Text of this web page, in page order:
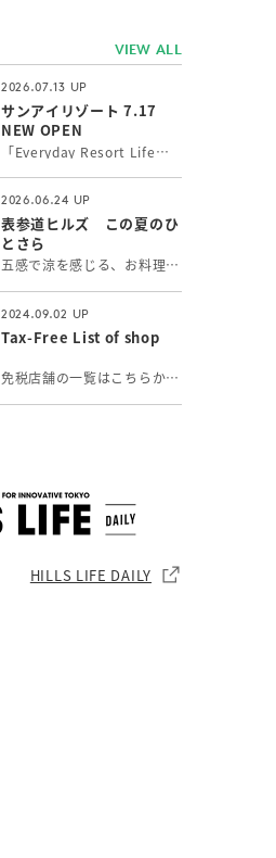
VIEW ALL
2026.07.13
サンアイリゾート 7.17
NEW OPEN
「Everyday Resort Life」 いつもワクワク感を感じたい！新しい自分に出会いたい！そんな女性の願いを叶えるトータルリゾートウェアを提案。 シルエットと機能性にこだわったトレンドの最新水着やインポート水着、長時間の外遊びに最高ランクUPF50+機能付水陸両用アクティブウェア、カップルでのご旅行にペアコーデもできるメンズ水着をお取り扱いしています。
2026.06.24
表参道ヒルズ この夏のひ
とさら
五感で涼を感じる、お料理とスイーツ＆ドリンク。表参道で出会う、夏の「ひとさら」をお楽しみください。
2024.09.02
Tax-Free List of shop
免税店舗の一覧はこちらからご覧いただけます。
HILLS LIFE DAILY